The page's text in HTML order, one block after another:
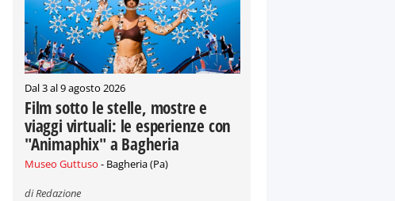
Dal 3 al 9 agosto 2026
Film sotto le stelle, mostre e
viaggi virtuali: le esperienze con
"Animaphix" a Bagheria
Museo Guttuso - Bagheria (Pa)
diRedazione